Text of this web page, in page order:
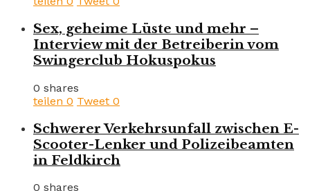
Sex, geheime Lüste und mehr –
Interview mit der Betreiberin vom
Swingerclub Hokuspokus
0 shares
teilen 0 Tweet 0
Schwerer Verkehrsunfall zwischen E-
Scooter-Lenker und Polizeibeamten
in Feldkirch
0 shares